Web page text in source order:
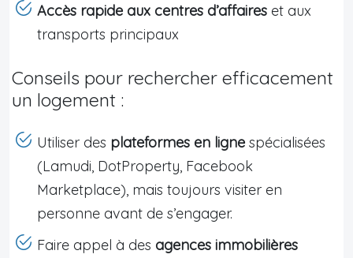
Accès rapide aux centres d’affaires et aux
transports principaux
Conseils pour rechercher efficacement
un logement :
Utiliser des plateformes en ligne spécialisées
(Lamudi, DotProperty, Facebook
Marketplace), mais toujours visiter en
personne avant de s’engager.
Faire appel à des agences immobilières